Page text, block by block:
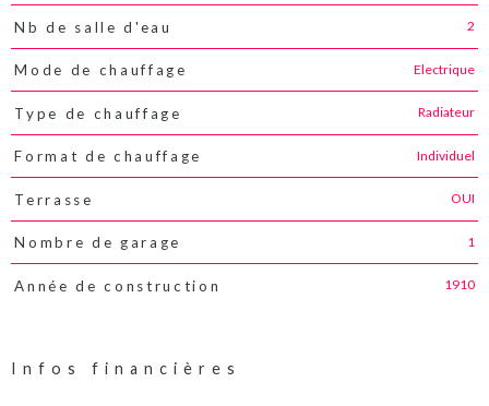
Nb de salle d'eau 2
Mode de chauffage Electrique
Type de chauffage Radiateur
Format de chauffage Individuel
Terrasse OUI
Nombre de garage 1
Année de construction 1910
Infos financières